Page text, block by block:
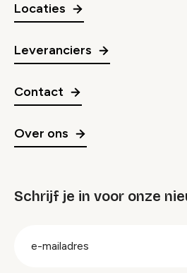
Locaties
Leveranciers
Contact
Over ons
Schrijf je in voor onze